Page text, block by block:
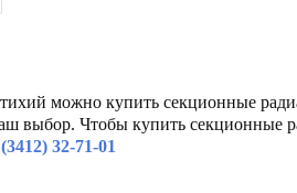
можно купить секционные
выбор. Чтобы купить секционные
32-71-01